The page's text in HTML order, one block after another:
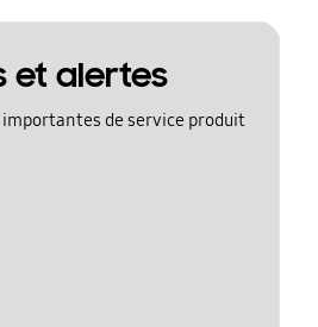
et alertes
importantes de service produit